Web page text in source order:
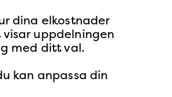
dina elkostnader
uppdelningen
med ditt val.
kan anpassa din